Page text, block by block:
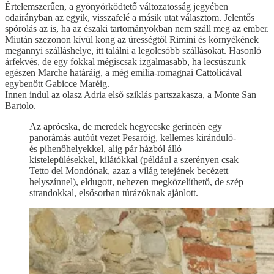
Értelemszerűen, a gyönyörködtető változatosság jegyében
odairányban az egyik, visszafelé a másik utat választom. Jelentős
spórolás az is, ha az északi tartományokban nem száll meg az ember.
Miután szezonon kívül kong az ürességtől Rimini és környékének
megannyi szálláshelye, itt találni a legolcsóbb szállásokat. Hasonló
árfekvés, de egy fokkal mégiscsak izgalmasabb, ha lecsúszunk
egészen Marche határáig, a még emilia-romagnai Cattolicával
egybenőtt Gabicce Maréig.
Innen indul az olasz Adria első sziklás partszakasza, a Monte San
Bartolo.
Az aprócska, de meredek hegyecske gerincén egy
panorámás autóút vezet Pesaróig, kellemes kiránduló-
és pihenőhelyekkel, alig pár házból álló
kistelepülésekkel, kilátókkal (például a szerényen csak
Tetto del Mondónak, azaz a világ tetejének becézett
helyszínnel), eldugott, nehezen megközelíthető, de szép
strandokkal, elsősorban túrázóknak ajánlott.